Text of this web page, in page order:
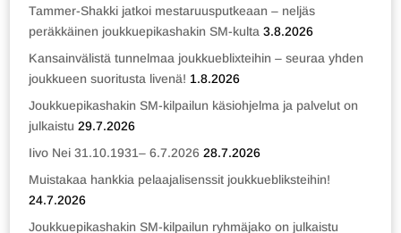
Tammer-Shakki jatkoi mestaruusputkeaan – neljäs
peräkkäinen joukkuepikashakin SM-kulta 3.8.2026
Kansainvälistä tunnelmaa joukkueblixteihin – seuraa yhden
joukkueen suoritusta livenä! 1.8.2026
Joukkuepikashakin SM-kilpailun käsiohjelma ja palvelut on
julkaistu 29.7.2026
Iivo Nei 31.10.1931– 6.7.2026 28.7.2026
Muistakaa hankkia pelaajalisenssit joukkuebliksteihin!
24.7.2026
Joukkuepikashakin SM-kilpailun ryhmäjako on julkaistu